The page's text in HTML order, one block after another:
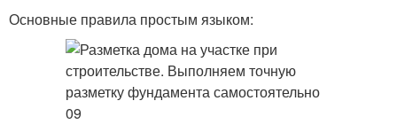
Основные правила простым языком: